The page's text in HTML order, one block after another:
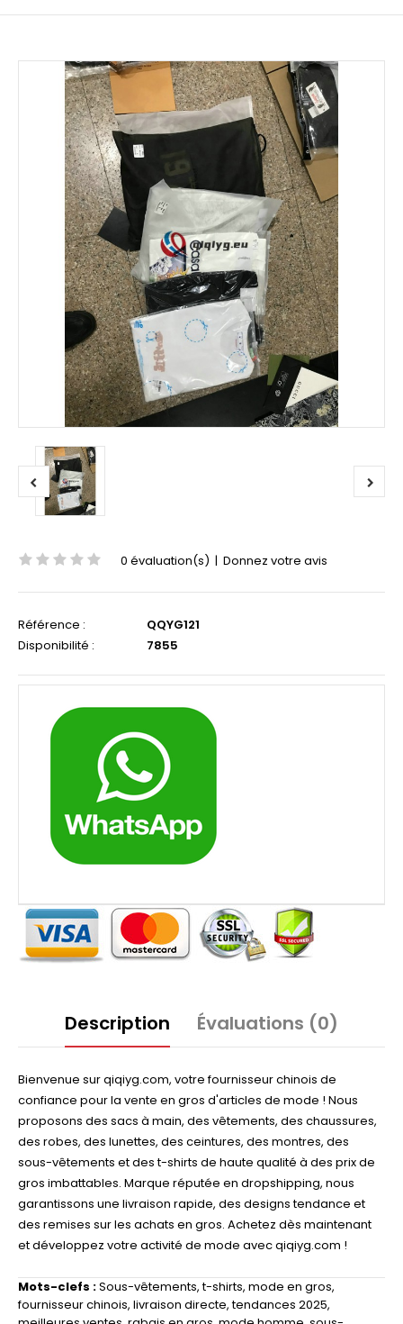
0 évaluation(s) | Donnez votre avis
Référence :
QQYG121
Disponibilité :
7855
Description Évaluations (0)
Bienvenue sur qiqiyg.com, votre fournisseur chinois de
confiance pour la vente en gros d'articles de mode ! Nous
proposons des sacs à main, des vêtements, des chaussures,
des robes, des lunettes, des ceintures, des montres, des
sous-vêtements et des t-shirts de haute qualité à des prix de
gros imbattables. Marque réputée en dropshipping, nous
garantissons une livraison rapide, des designs tendance et
des remises sur les achats en gros. Achetez dès maintenant
et développez votre activité de mode avec qiqiyg.com !
Mots-clefs :Sous-vêtements,t-shirts, mode en gros,
fournisseur chinois, livraison directe,tendances 2025,